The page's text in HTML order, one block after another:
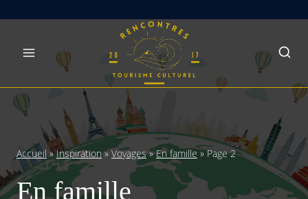
Accueil »Inspiration»Voyages»En famille»Page 2
En famille